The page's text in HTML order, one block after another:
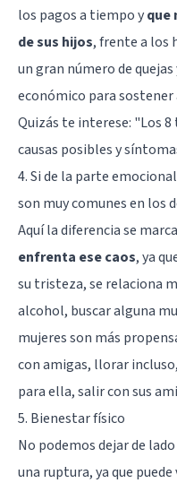
los pagos a tiempo yque
de sus hijos, frente a los
un gran número de
económico para sostener
Quizás te interese: "Los
causas posibles y
4. Si de la parte
son muy comunes en los
Aquí la diferencia se
enfrenta ese caos, ya
su tristeza, se relaciona
alcohol, buscar alguna
mujeres son más
con amigas, llorar
para ella, salir con sus
5. Bienestar físico
No podemos dejar de
una ruptura, ya que